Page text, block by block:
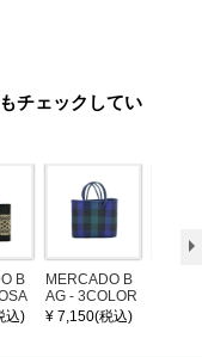
チェックしてい
B
込)
MERCADO B
AG - 3COLOR
S CHECK - Bl
¥ 7,150(税込)